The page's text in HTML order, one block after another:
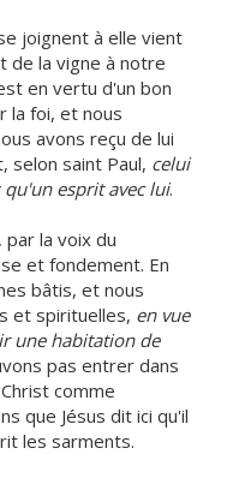
joignent à elle vient
de la vigne à notre
en vertu d'un bon
la foi, et nous
avons reçu de lui
selon saint Paul, celui
esprit avec lui.
la voix du
et fondement. En
bâtis, et nous
et spirituelles, en vue
une habitation de
pas entrer dans
comme
que Jésus dit ici qu'il
les sarments.